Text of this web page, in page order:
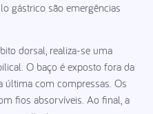
gástrico são emergências
dorsal, realiza-se uma
O baço é exposto fora da
última com compressas. Os
fios absorvíveis. Ao final, a